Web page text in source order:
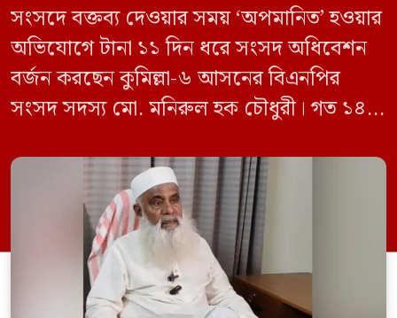
সংসদে বক্তব্য দেওয়ার সময় ‘অপমানিত’ হওয়ার
অভিযোগে টানা ১১ দিন ধরে সংসদ অধিবেশন
বর্জন করছেন কুমিল্লা-৬ আসনের বিএনপির
সংসদ সদস্য মো. মনিরুল হক চৌধুরী। গত ১৪
রুলিং ও সিদ্ধান্তের প্রতিবাদে ১৫ থেকে ২৫ জুন
পর্যন্ত তিনি সংসদে যাননি। মনিরুল হক চৌধুরী
বলেন, ‘আমাকে সংসদে অপমান করা হয়েছে।
স্পিকার ফোন […]